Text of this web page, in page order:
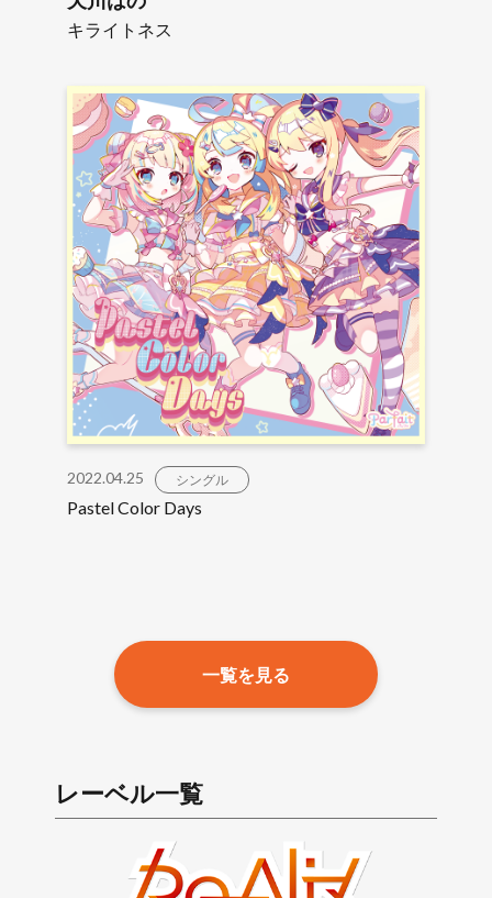
キライトネス
2022.04.25 シングル
Pastel Color Days
一覧を見る
レーベル一覧